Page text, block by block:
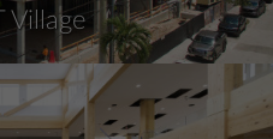
Village